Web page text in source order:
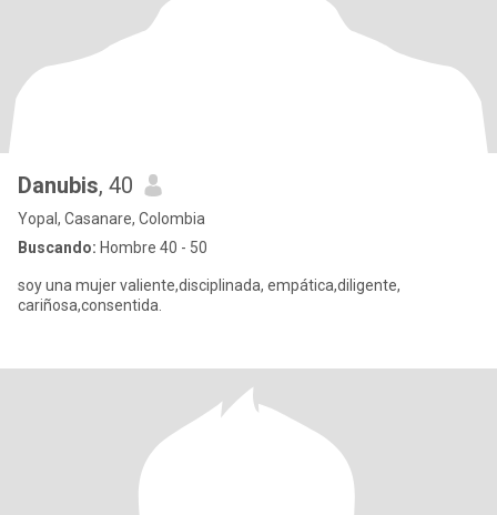
Danubis, 40
Yopal, Casanare, Colombia
Buscando: Hombre 40 - 50
soy una mujer valiente,disciplinada, empática,diligente,
cariñosa,consentida.